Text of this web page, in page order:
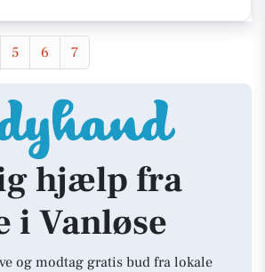
5 6 7
hjælp fra
i Vanløse
og modtag gratis bud fra lokale